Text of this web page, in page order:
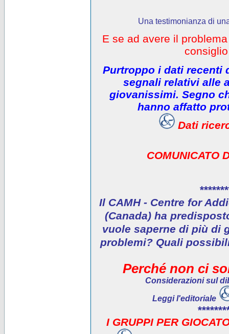
Una testimonianza di
E se ad avere il
Purtroppo i dati recenti
segnali relativi alle
giovanissimi. Segno
hanno affatto
Dati
COMUNICATO
Il CAMH - Centre for
(Canada) ha
vuole saperne di più di
problemi? Quali
Perché non ci
Considerazioni sul
Leggi l'editoriale
I GRUPPI PER